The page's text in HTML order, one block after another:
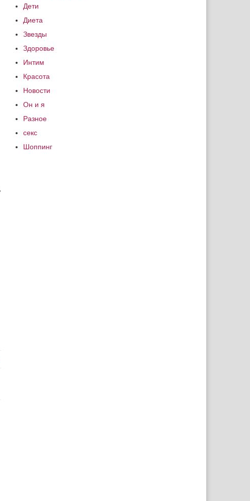
Дети
Диета
Звезды
Здоровье
Интим
Красота
Новости
Он и я
Разное
секс
Шоппинг